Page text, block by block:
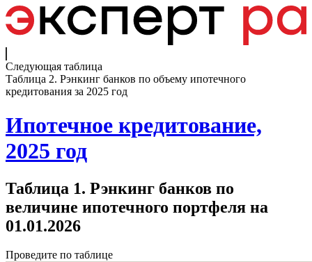
Следующая таблица
Таблица 2. Рэнкинг банков по объему ипотечного
кредитования за 2025 год
Ипотечное кредитование,
2025 год
Таблица 1. Рэнкинг банков по
величине ипотечного портфеля на
01.01.2026
Проведите по таблице